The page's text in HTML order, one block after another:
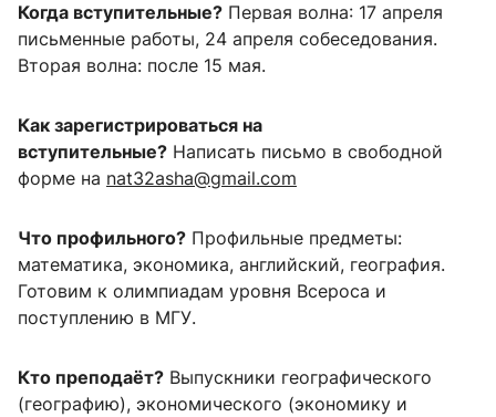
Когда вступительные? Первая волна: 17 апреля
письменные работы, 24 апреля собеседования.
Вторая волна: после 15 мая.
Как зарегистрироваться на
вступительные? Написать письмо в свободной
форме на nat32asha@gmail.com
Что профильного? Профильные предметы:
математика, экономика, английский, география.
Готовим к олимпиадам уровня Всероса и
поступлению в МГУ.
Кто преподаёт? Выпускники географического
(географию), экономического (экономику и